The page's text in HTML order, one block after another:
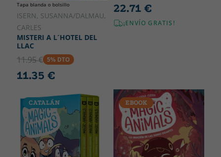
Tapa blanda o bolsillo
ISERN, SUSANNA/DALMAU,
CARLES
MISTERI A L´HOTEL DEL
LLAC
11.95 € 5% DTO
11.35 €
22.71 €
¡ENVÍO GRATIS!
CATALÁN EBOOK